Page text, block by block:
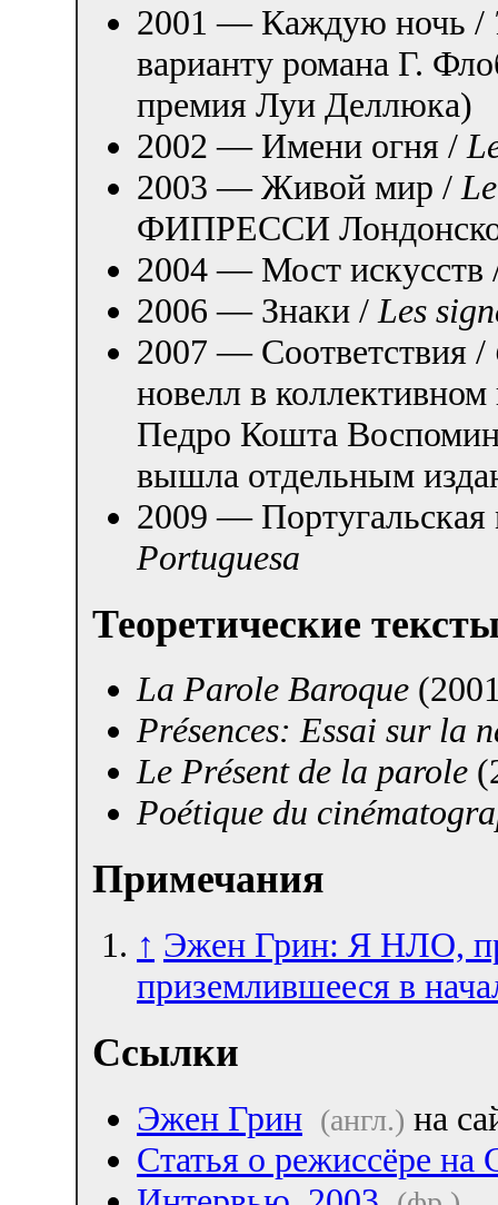
2001 — Каждую ночь /
варианту романа Г.
премия Луи Деллюка)
2002 — Имени огня /
2003 — Живой мир /
ФИПРЕССИ
2004 — Мост
2006 — Знаки / Les
2007 — Соответствия /
новелл в
Педро Кошта
вышла отдельным
2009 —
Portuguesa
Теоретические
La Parole Baroque
Présences: Essai sur la
Le Présent de la parole
Poétique du
Примечания
↑ Эжен Грин: Я НЛО,
приземлившееся в
Ссылки
Эжен Грин (англ.) на
Статья о режиссёре на